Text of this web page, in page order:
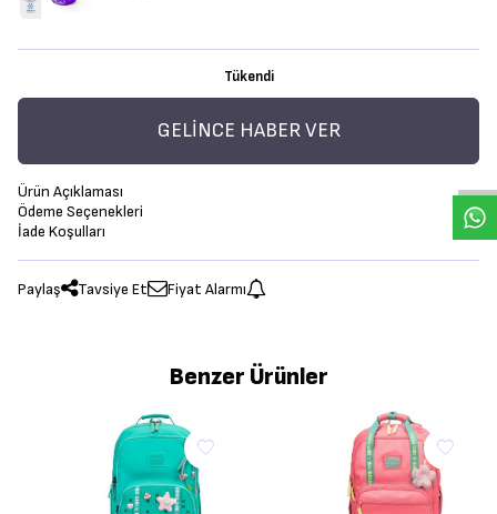
Tükendi
GELINCE HABER VER
Ürün Açıklaması
Ödeme Seçenekleri
İade Koşulları
Paylaş Tavsiye Et Fiyat Alarmı
Benzer Ürünler